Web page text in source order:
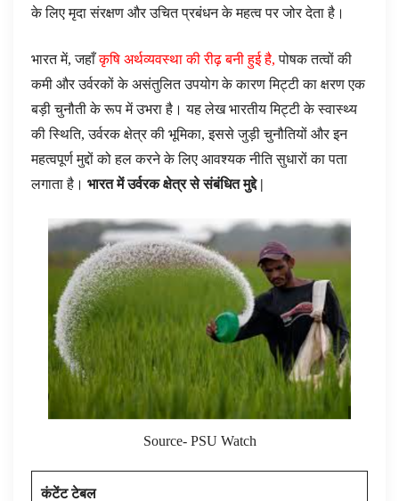
के लिए मृदा संरक्षण और उचित प्रबंधन के महत्व पर जोर देता है।
भारत में, जहाँकृषि अर्थव्यवस्था की रीढ़ बनी हुई है, पोषक तत्वों की
कमी और उर्वरकों के असंतुलित उपयोग के कारण मिट्टी का क्षरण एक
बड़ी चुनौती के रूप में उभरा है। यह लेख भारतीय मिट्टी के स्वास्थ्य
की स्थिति, उर्वरक क्षेत्र की भूमिका, इससे जुड़ी चुनौतियों और इन
महत्वपूर्ण मुद्दों को हल करने के लिए आवश्यक नीति सुधारों का पता
लगाता है। भारत में उर्वरक क्षेत्र से संबंधित मुद्दे |
Source- PSU Watch
कंटेंट टेबल